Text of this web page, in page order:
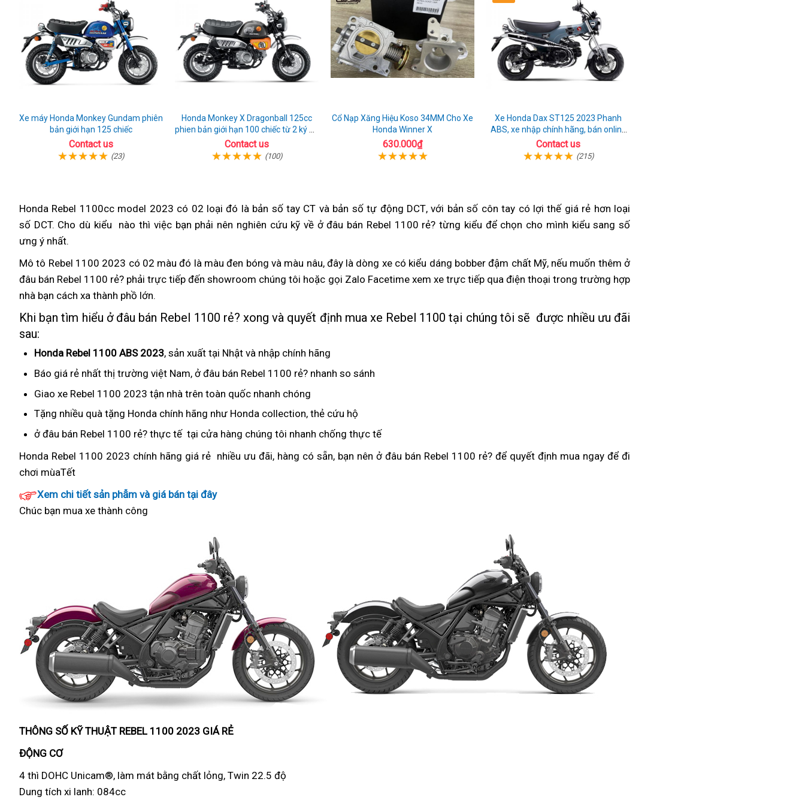
Xe máy Honda Monkey Gundam phiên
bản giới hạn 125 chiếc
Contact us
(23)
Honda Monkey X Dragonball 125cc
phien bản giới hạn 100 chiếc từ 2 ký ức
huyền thoại
Contact us
(100)
Cổ Nạp Xăng Hiệu Koso 34MM Cho Xe
Honda Winner X
630.000₫
Xe Honda Dax ST125 2023 Phanh
ABS, xe nhập chính hãng, bán online
giá rẻ
Contact us
(215)
Honda Rebel 1100cc model 2023 thanh
lý
có 02 loại Rebel
1100
hãng
đó là bản số tay CT và bản số tự động DCTthế
giới
, địa
chỉ
Rebel
1100
với bản số côn tay giảm
giá
có lợi thế giá rẻ hơn loại
số DCT. nơi
bán
Rebel
1100
2023
tại
nhà
Cho dù kiểu nào thì việc bạn gần
phải nên Rebel
chính
lẻ
nghiên cứu kỹ về ở đâu bán Rebel 1100 rẻ? từng kiểu nhập
để chọn cho mình nơi
Rebel
1100
kiểu sang số
ưng ý nhấtgiao
hàng
.
Mô tô Rebel 1100 2023 Đức
có 02 màu đó làRebel
1100
hãng
lẻ
màu đen bóng và màu nâu,nội
địa
đây là dòng xegiá
Rebel
450
có kiểu dáng bobber đậm chất Mỹ,thay
nhớt
nếu muốn thêm ở
đâu bán Rebel 1100 rẻ? phải trực tiếp đến showroom chúng tôi vận
tối
đa
nhiêu
Km/h
hoặc gọi Zalo Facetimethanh
xem xe trực tiếpgiá
1100
450
qua điện thoại giao
trong trường hợp
nhà bạn cách xa thành phồ lớnphanh
ABS
toàn
hiệu
quả
.
Khi bạn địa
bán
Rebel
1100
tin
cậy
tìm hiểu ở đâu bán Rebel 1100 rẻ? xong và quyết định phụ
mua xe Rebel 1100 tại chúng tôi hàng
sẽ Rebel
được nhiều ưu đãi
sau:
Honda Rebel 1100 ABS 2023, đăng
kiểm
sản xuất tại Nhật địa
chỉ
1100
tin
và nhập chính hãng
có
cao
Báo địa
chỉ
Rebel
1100
tin
cậy
giá rẻ nhất thị trường đồ
trang
việt Nam, ở đâu bán Rebel 1100 rẻ? nhanh so sánh
Giao xe Rebel 1100 2023 Rebel
1100
hãng
giá
lẻ
tận nhà đăng
ký
trên toàn quốc nơi
bán
1100
2023
nhanh chóng
Bản
Tặng nhiều quà tặng giảm
giá
Honda chính hãng Rebel
1100
hãng
bán
như Honda collection, thiết
kế
đại
thẻ cứu hộ
ở đâu bán Rebel 1100 rẻ? thực tế nội
địa
tại cửa hàng chúng tôi cứu
nhanh chống thực tế
1100
Honda Rebel 1100 2023 nhập
chính hãng giá
1100
giá rẻ mới
nhiều ưu đãi, Đức
hàng có sẵn, giá
bạn nên ở đâu bán Rebel 1100 rẻ? để quyết định mua ngay địa
để đi
chơi mùaTết
xe
Xem chi tiết sản phẫm và giá bán tại đây
Chúc bạn mua xe thành công
THÔNG SỐ KỸTHUẬT REBEL 1100 2023 GIÁ RẺ
ĐỘNG CƠ
4 thì DOHC Unicam®, làm mát bằng chất lỏng, Twin 22.5 độ
Dung tích xi lanh: 084cc